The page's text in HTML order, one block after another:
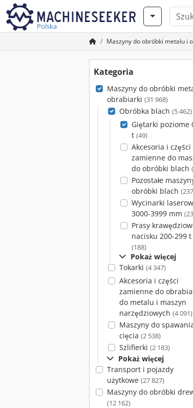
Polska
Maszyny do obróbki metalu i
Kategoria
Maszyny do obróbki
obrabiarki (31 968)
Obróbka blach (5 462)
Giętarki poziome
t (49)
Akcesoria i części
zamienne do
do obróbki blach
Pozostałe
obróbki blach
Wycinarki
3000-3999 mm
Prasy
nacisku 200-299 t
(188)
Pokaż więcej
Tokarki (4 347)
Akcesoria i części
zamienne do
do metalu i maszyn
narzędziowych (4 091)
Maszyny do
cięcia (2 538)
Szlifierki (2 183)
Pokaż więcej
Transport i pojazdy
użytkowe (27 827)
Maszyny do obróbki
(12 162)